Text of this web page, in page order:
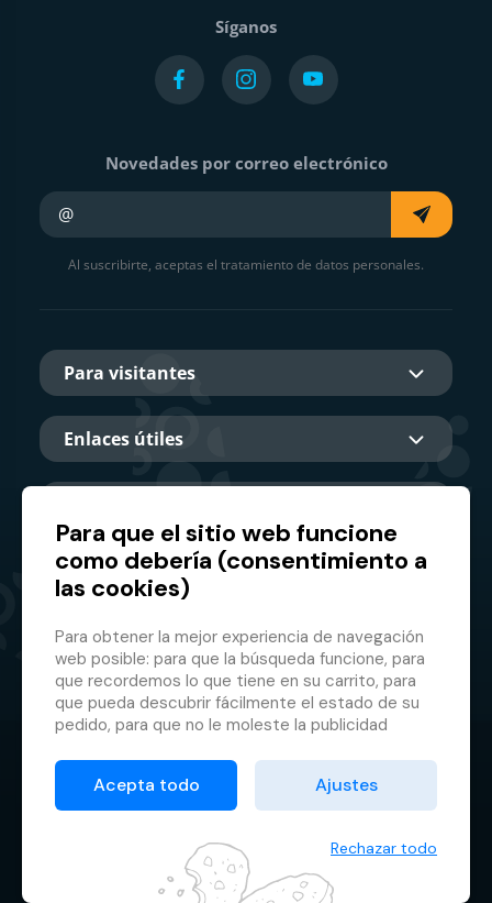
Síganos
Novedades por correo electrónico
Al suscribirte, aceptas el tratamiento de datos personales.
Para visitantes
Enlaces útiles
Socio principal
© 2026 GMF Aquapark Prague, a.s.
Protección de datos personales
Condiciones contractuales
Administrador de cookies
Para que el sitio web funcione
como debería (consentimiento a
las cookies)
Para obtener la mejor experiencia de navegación
web posible: para que la búsqueda funcione, para
que recordemos lo que tiene en su carrito, para
que pueda descubrir fácilmente el estado de su
pedido, para que no le moleste la publicidad
cada vez.
Es por eso que necesitamos tu consentimiento
pequeños archivos que se almacenan
temporalmente en su navegador. Gracias por
dárnoslo y ayudarnos a mejorar el sitio.
Acepta todo Ajustes
Rechazar todo